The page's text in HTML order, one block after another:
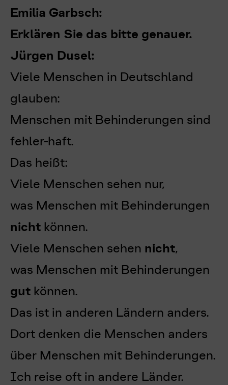
Emilia Garbsch:
Erklären Sie das bitte genauer.
Jürgen Dusel:
Viele Menschen in Deutschland
glauben:
Menschen mit Behinderungen sind
fehler-haft.
Das heißt:
Viele Menschen sehen nur,
was Menschen mit Behinderungen
nicht können.
Viele Menschen sehen nicht,
was Menschen mit Behinderungen
gut können.
Das ist in anderen Ländern anders.
Dort denken die Menschen anders
über Menschen mit Behinderungen.
Ich reise oft in andere Länder.